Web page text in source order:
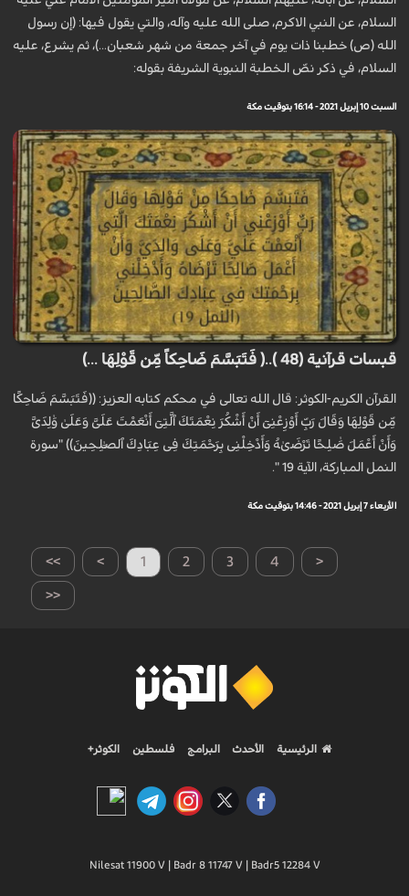
السلام، عن النبي الاكرم، صلى الله عليه وآله، والتي يقول فيها: (إن رسول
الله (ص) خطبنا ذات يوم في آخر جمعة من شهر شعبان...)، ثم يشرع، عليه
السلام، في ذكر نصّ الخطبة النبوية الشريفة بقوله:
السبت 10 إبريل 2021 - 16:14 بتوقيت مكة
قبسات قرآنية (48 )..( فَتَبَسَّمَ ضَاحِكاً مِّن قَوْلِهَا ...)
القرآن الكريم-الكوثر: قال الله تعالى في محكم كتابه العزيز: ((فَتَبَسَّمَ ضَاحِكًا
مِّن قَوْلِهَا وَقَالَ رَبِّ أَوْزِعْنِىٓ أَنْ أَشْكُرَ نِعْمَتَكَ ٱلَّتِىٓ أَنْعَمْتَ عَلَىَّ وَعَلَىٰ وَٰلِدَىَّ
وَأَنْ أَعْمَلَ صَٰلِحًا تَرْضَىٰهُ وَأَدْخِلْنِى بِرَحْمَتِكَ فِى عِبَادِكَ ٱلصَّٰلِحِينَ)) "سورة
النمل المباركة، الآية 19 ".
الأربعاء 7 إبريل 2021 - 14:46 بتوقيت مكة
>> > 1 2 3 4 <
<<
الرئيسية الأحدث البرامج فلسطين الكوثر+
Nilesat 11900 V | Badr 8 11747 V | Badr5 12284 V